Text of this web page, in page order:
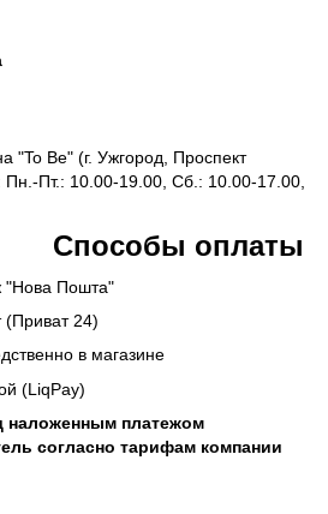
"To Be" (г. Ужгород, Проспект
Пт.: 10.00-19.00, Сб.: 10.00-17.00,
оплаты
"Нова Пошта"
(Приват 24)
в магазине
(LiqPay)
наложенным платежом
согласно тарифам компании